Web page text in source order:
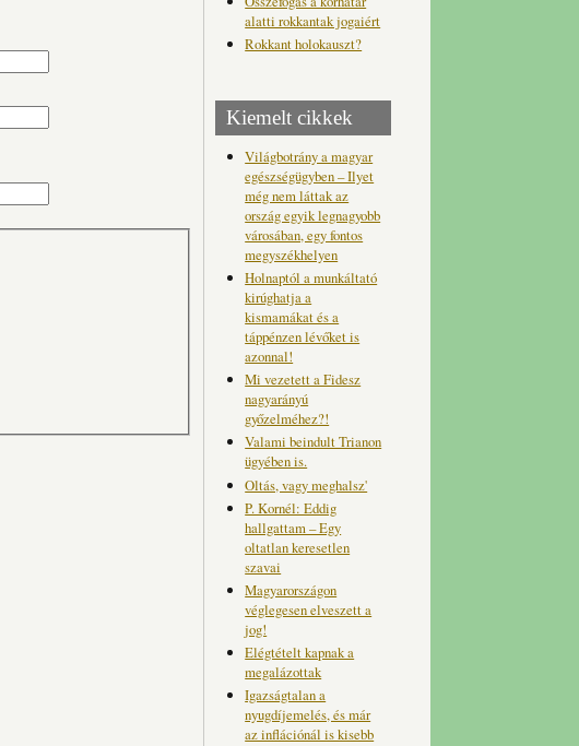
alatti rokkantak jogaiért
Rokkant holokauszt?
Kiemelt cikkek
Világbotrány a magyar
egészségügyben – Ilyet
még nem láttak az
ország egyik legnagyobb
városában, egy fontos
megyszékhelyen
Holnaptól a munkáltató
kirúghatja a
kismamákat és a
táppénzen lévőket is
azonnal!
Mi vezetett a Fidesz
nagyarányú
győzelméhez?!
Valami beindult Trianon
ügyében is.
Oltás, vagy meghalsz'
P. Kornél: Eddig
hallgattam – Egy
oltatlan keresetlen
szavai
Magyarországon
véglegesen elveszett a
jog!
Elégtételt kapnak a
megalázottak
Igazságtalan a
nyugdíjemelés, és már
az inflációnál is kisebb